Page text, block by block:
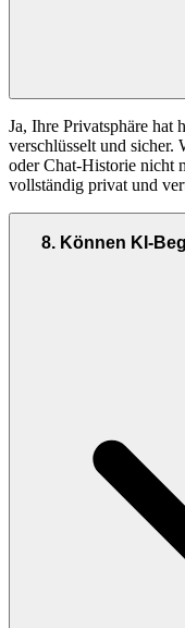
Ja, Ihre Privatsphäre hat
verschlüsselt und sicher.
oder Chat-Historie nicht
vollständig privat und
8. Können KI-